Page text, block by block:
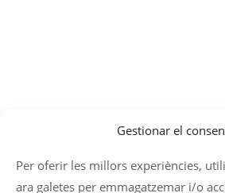
Gestionar el
Per oferir les millors experiències,
ara galetes per emmagatzemar i/o